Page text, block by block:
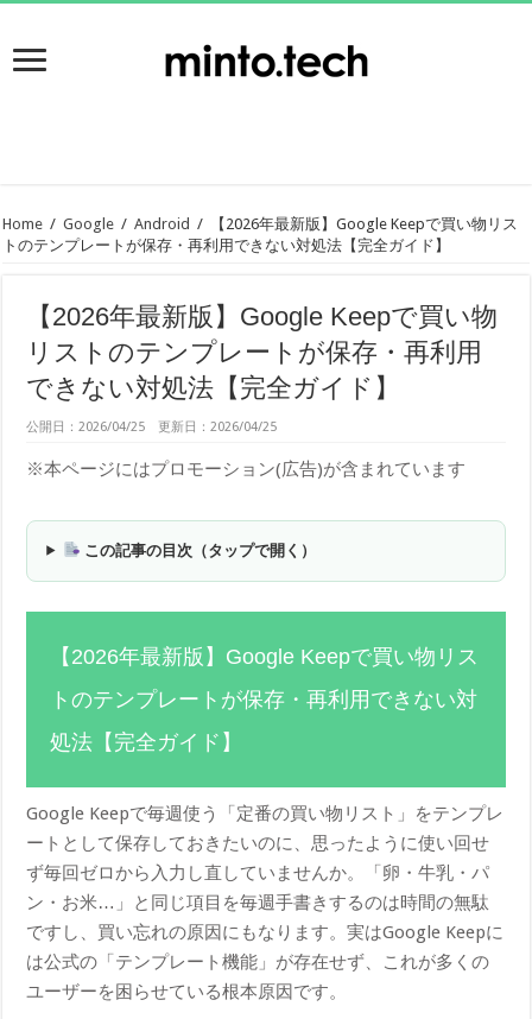
Home / Google / Android /
【2026年最新版】Google Keepで買い物リス
トのテンプレートが保存・再利用できない対処法【完全ガイド】
【2026年最新版】Google Keepで買い物
リストのテンプレートが保存・再利用
できない対処法【完全ガイド】
公開日：2026/04/25 更新日：2026/04/25
※本ページにはプロモーション(広告)が含まれています
この記事の目次（タップで開く）
【2026年最新版】Google Keepで買い物リス
トのテンプレートが保存・再利用できない対
処法【完全ガイド】
Google Keepで毎週使う「定番の買い物リスト」をテンプレ
ートとして保存しておきたいのに、思ったように使い回せ
ず毎回ゼロから入力し直していませんか。「卵・牛乳・パ
ン・お米…」と同じ項目を毎週手書きするのは時間の無駄
ですし、買い忘れの原因にもなります。実はGoogle Keepに
は公式の「テンプレート機能」が存在せず、これが多くの
ユーザーを困らせている根本原因です。